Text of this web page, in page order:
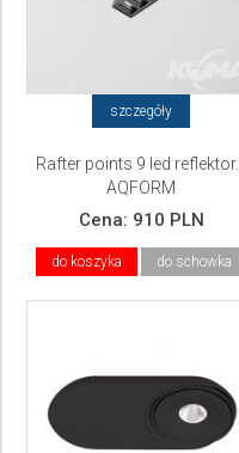
szczegóły
Rafter points 9 led reflektor...
AQFORM
Cena: 910 PLN
do koszyka do schowka